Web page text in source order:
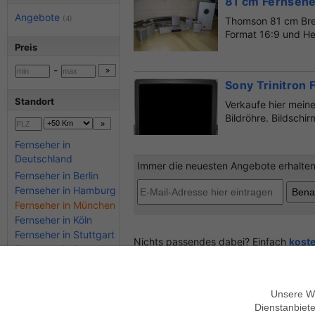
Thomson 81 cm
Format 16:9 und
Sony Trinitron
Verkaufe hier
Bildröhre.
Immer die neuesten Angebote
Nichts passendes dabei? Einfach
Angebote (4)
Preis
-
Standort
Fernseher in
Deutschland
Fernseher in Berlin
Fernseher in Hamburg
Fernseher in München
Fernseher in Köln
Fernseher in Stuttgart
Fernseher in Bayern
Unsere